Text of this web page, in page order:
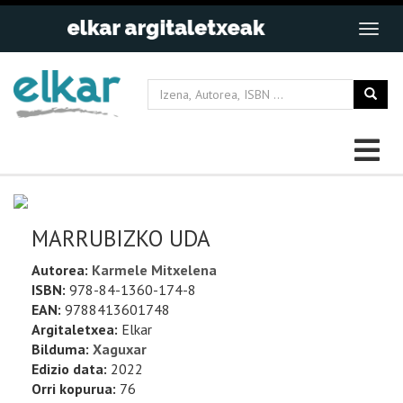
MARRUBIZKO UDA
Autorea: Karmele Mitxelena
ISBN: 978-84-1360-174-8
EAN: 9788413601748
Argitaletxea: Elkar
Bilduma: Xaguxar
Edizio data: 2022
Orri kopurua: 76